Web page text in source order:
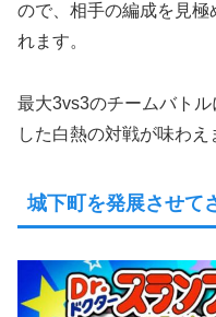
ので、相手の編成を見
れます。
最大3vs3のチームバト
した白熱の対戦が味わえ
城下町を発展させて